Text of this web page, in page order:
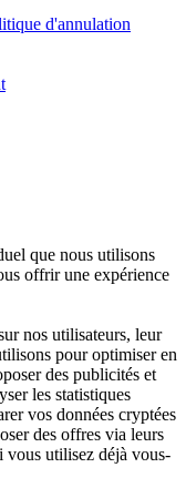
d'annulation
que nous utilisons
offrir une expérience
nos utilisateurs, leur
pour optimiser en
des publicités et
les statistiques
vos données cryptées
des offres via leurs
vous utilisez déjà vous-